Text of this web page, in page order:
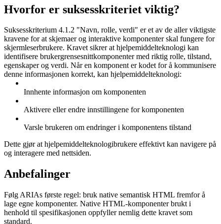
Hvorfor er suksesskriteriet viktig?
Suksesskriterium 4.1.2 "Navn, rolle, verdi" er et av de aller viktigste
kravene for at skjemaer og interaktive komponenter skal fungere for
skjermleserbrukere. Kravet sikrer at hjelpemiddelteknologi kan
identifisere brukergrensesnittkomponenter med riktig rolle, tilstand,
egenskaper og verdi. Når en komponent er kodet for å kommunisere
denne informasjonen korrekt, kan hjelpemiddelteknologi:
Innhente informasjon om komponenten
Aktivere eller endre innstillingene for komponenten
Varsle brukeren om endringer i komponentens tilstand
Dette gjør at hjelpemiddelteknologibrukere effektivt kan navigere på
og interagere med nettsiden.
Anbefalinger
Følg ARIAs første regel: bruk native semantisk HTML fremfor å
lage egne komponenter. Native HTML-komponenter brukt i
henhold til spesifikasjonen oppfyller nemlig dette kravet som
standard.